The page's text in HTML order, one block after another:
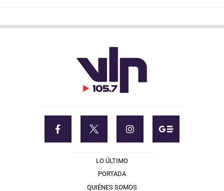
LO ÚLTIMO
PORTADA
QUIÉNES SOMOS